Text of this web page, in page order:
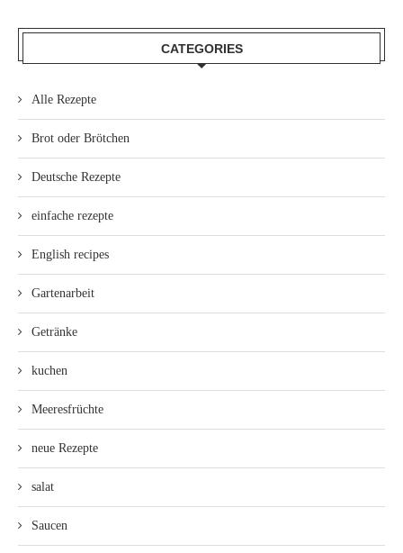
CATEGORIES
Alle Rezepte
Brot oder Brötchen
Deutsche Rezepte
einfache rezepte
English recipes
Gartenarbeit
Getränke
kuchen
Meeresfrüchte
neue Rezepte
salat
Saucen